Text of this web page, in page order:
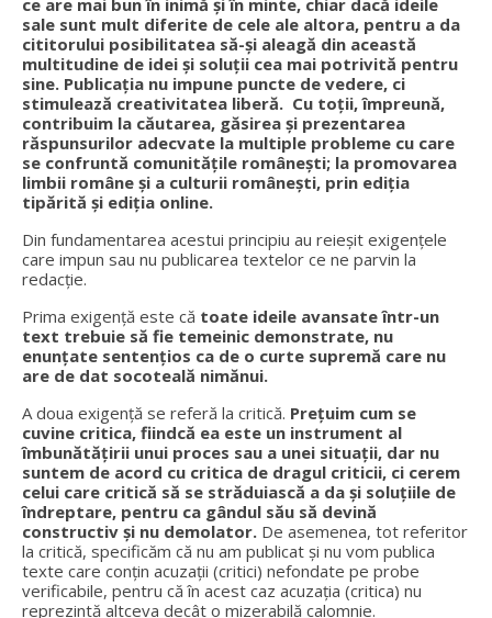
ce are mai bun în inimă și în minte, chiar dacă ideile
sale sunt mult diferite de cele ale altora, pentru a da
cititorului posibilitatea să-și aleagă din această
multitudine de idei și soluții cea mai potrivită pentru
sine. Publicația nu impune puncte de vedere, ci
stimulează creativitatea liberă. Cu toții, împreună,
contribuim la căutarea, găsirea și prezentarea
răspunsurilor adecvate la multiple probleme cu care
se confruntă comunitățile românești; la promovarea
limbii române și a culturii românești, prin ediția
tipărită și ediția online.
Din fundamentarea acestui principiu au reieșit exigențele
care impun sau nu publicarea textelor ce ne parvin la
redacție.
Prima exigență este că toate ideile avansate într-un
text trebuie să fie temeinic demonstrate, nu
enunțate sentențios ca de o curte supremă care nu
are de dat socoteală nimănui.
A doua exigență se referă la critică. Prețuim cum se
cuvine critica, fiindcă ea este un instrument al
îmbunătățirii unui proces sau a unei situații, dar nu
suntem de acord cu critica de dragul criticii, ci cerem
celui care critică să se străduiască a da și soluțiile de
îndreptare, pentru ca gândul său să devină
constructiv și nu demolator. De asemenea, tot referitor
la critică, specificăm că nu am publicat și nu vom publica
texte care conțin acuzații (critici) nefondate pe probe
verificabile, pentru că în acest caz acuzația (critica) nu
reprezintă altceva decât o mizerabilă calomnie.